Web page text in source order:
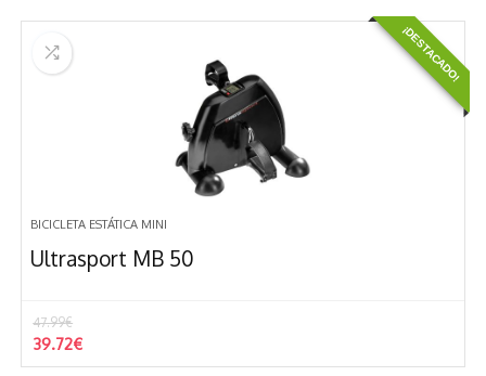
¡DESTACADO!
BICICLETA ESTÁTICA MINI
Ultrasport MB 50
47.99€
El
precio
39.72€El
precio